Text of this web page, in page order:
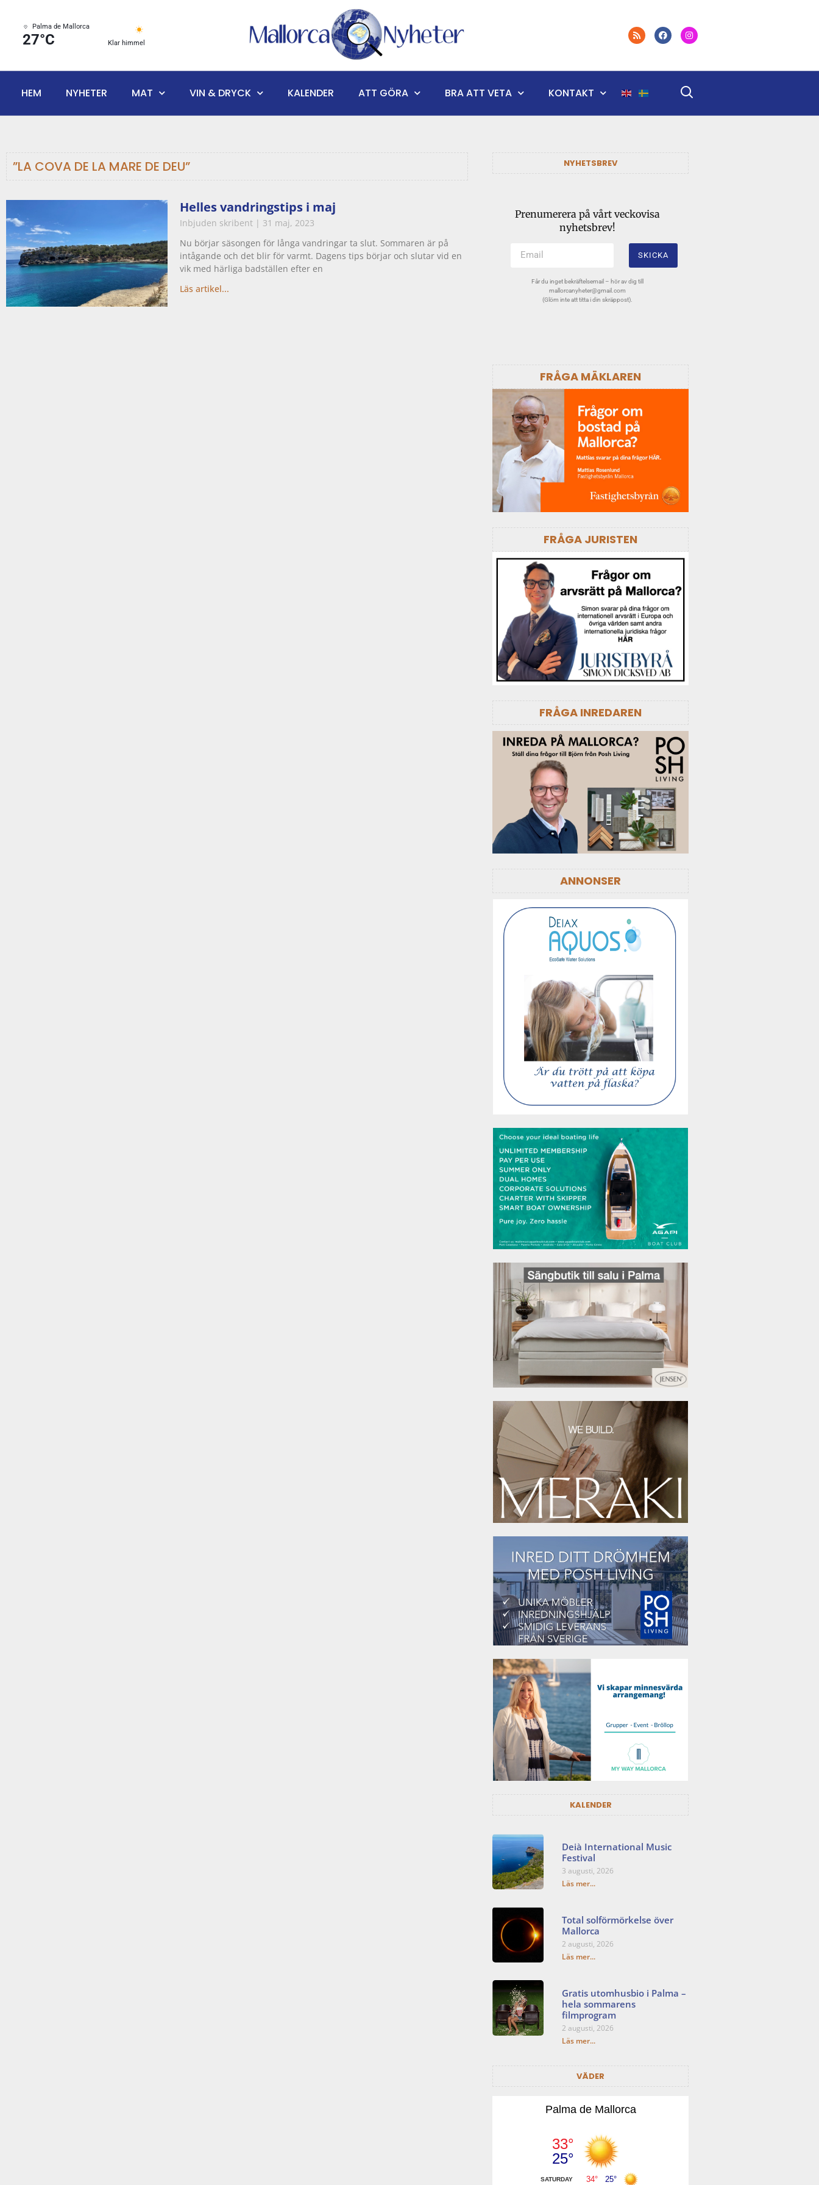
Palma de Mallorca
27°C Klar himmel
HEM NYHETER MAT VIN & DRYCK KALENDER ATT GÖRA BRA ATT VETA KONTAKT
”LA COVA DE LA MARE DE DEU”
Helles vandringstips i maj
Inbjuden skribent
31 maj, 2023
Nu börjar säsongen för långa vandringar ta slut. Sommaren är på
intågande och det blir för varmt. Dagens tips börjar och slutar vid en
vik med härliga badställen efter en
Läs artikel...
NYHETSBREV
Prenumerera på vårt veckovisa
nyhetsbrev!
SKICKA
Får du inget bekräftelsemail – hör av dig till
mallorcanyheter@gmail.com
(Glöm inte att titta i din skräppost).
FRÅGA MÄKLAREN
FRÅGA JURISTEN
FRÅGA INREDAREN
ANNONSER
KALENDER
Deià International Music
Festival
3 augusti, 2026
Läs mer...
Total solförmörkelse över
Mallorca
2 augusti, 2026
Läs mer...
Gratis utomhusbio i Palma –
hela sommarens
filmprogram
2 augusti, 2026
Läs mer...
VÄDER
Palma de Mallorca